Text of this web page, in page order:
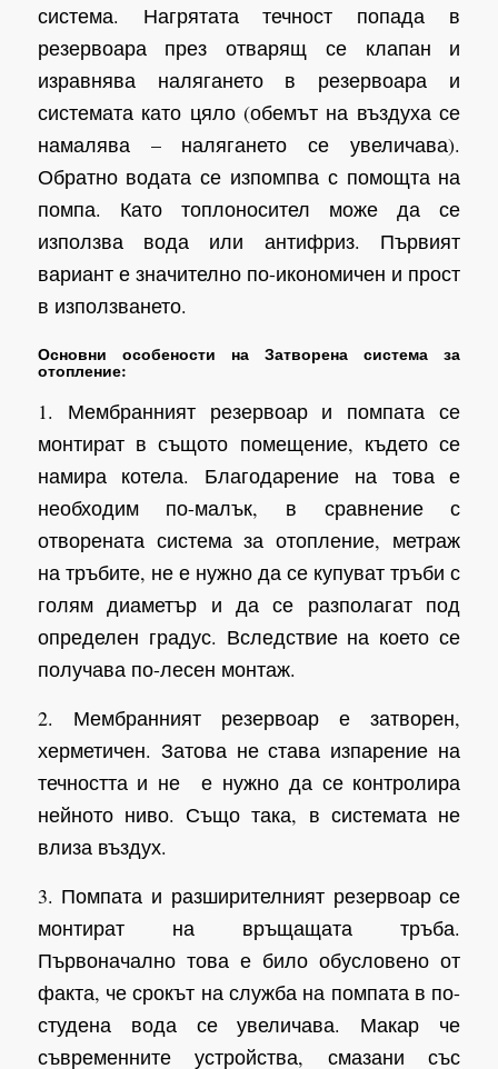
система. Нагрятата течност попада в
резервоара през отварящ се клапан и
изравнява налягането в резервоара и
системата като цяло (обемът на въздуха се
намалява – налягането се увеличава).
Обратно водата се изпомпва с помощта на
помпа. Като топлоносител може да се
използва вода или антифриз. Първият
вариант е значително по-икономичен и прост
в използването.
Основни особености на Затворена система за
отопление:
1. Мембранният резервоар и помпата се
монтират в същото помещение, където се
намира котела. Благодарение на това е
необходим по-малък, в сравнение с
отворената система за отопление, метраж
на тръбите, не е нужно да се купуват тръби с
голям диаметър и да се разполагат под
определен градус. Вследствие на което се
получава по-лесен монтаж.
2. Мембранният резервоар е затворен,
херметичен. Затова не става изпарение на
течността и не е нужно да се контролира
нейното ниво. Също така, в системата не
влиза въздух.
3. Помпата и разширителният резервоар се
монтират на връщащата тръба.
Първоначално това е било обусловено от
факта, че срокът на служба на помпата в по-
студена вода се увеличава. Макар че
съвременните устройства, смазани със